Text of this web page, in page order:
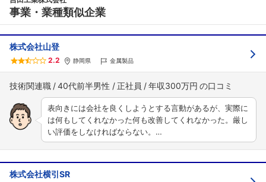
事業・業種類似企業
株式会社山登
2.2 静岡県 金属製品
技術関連職 40代前半男性 正社員 年収300万円
表向きには会社を良くしようとする言動があるが、実際に
は何もしてくれなかった何も改善してくれなかった。厳し
い評価をしなければならない。…
株式会社横引SR